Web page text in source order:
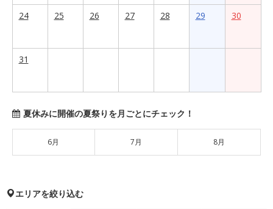
24 25 26 27 28 29 30
31
夏休みに開催の夏祭りを月ごとにチェック！
6月 7月 8月
エリアを絞り込む